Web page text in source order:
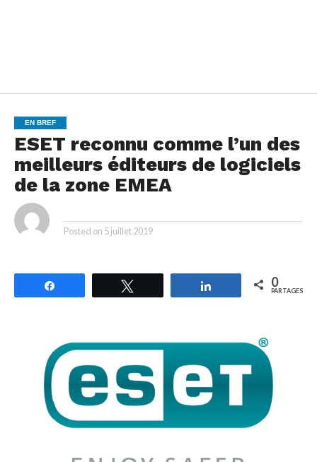
EN BREF
ESET reconnu comme l’un des
meilleurs éditeurs de logiciels
de la zone EMEA
Posted on 5 juillet 2019
Partagez 0
PARTAGES